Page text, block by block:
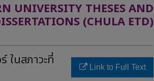
UNIVERSITY THESES AND
(CHULA ETD)
ในสภาวะที่ Link to Full Text